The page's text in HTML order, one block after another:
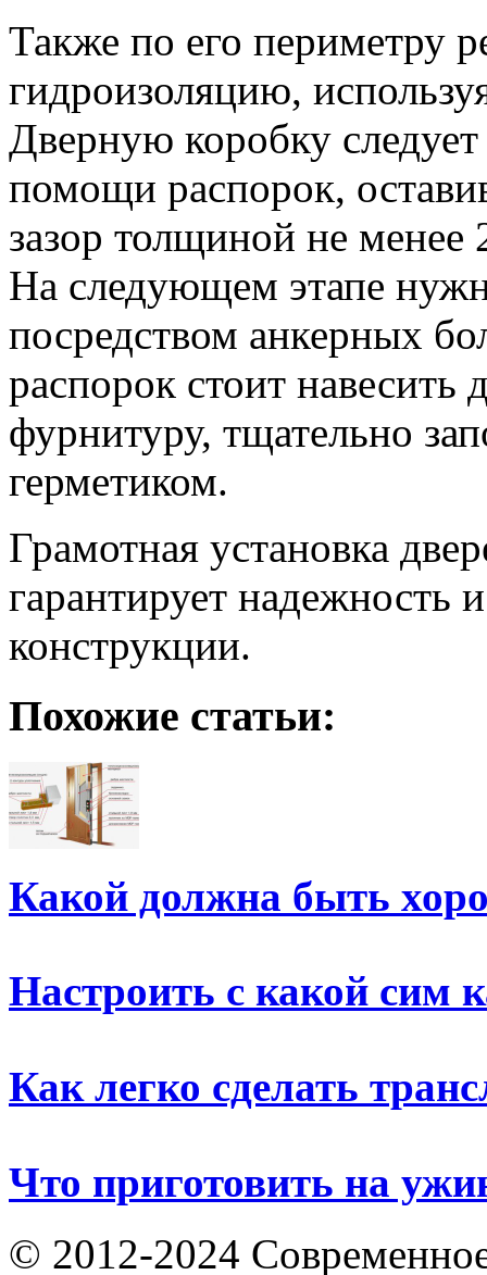
Также по его периметру
гидроизоляцию,
Дверную коробку
помощи распорок,
зазор толщиной не менее
На следующем этапе
посредством анкерных
распорок стоит навесить
фурнитуру, тщательно
герметиком.
Грамотная установка
гарантирует надежность
конструкции.
Похожие статьи:
Какой должна быть
Настроить с какой сим
Как легко сделать
Что приготовить на
© 2012-2024